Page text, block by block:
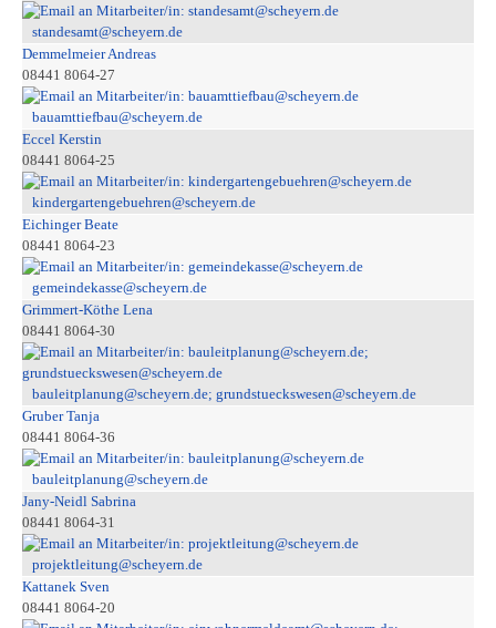
standesamt@scheyern.de
Demmelmeier Andreas
08441 8064-27
bauamttiefbau@scheyern.de
Eccel Kerstin
08441 8064-25
kindergartengebuehren@scheyern.de
Eichinger Beate
08441 8064-23
gemeindekasse@scheyern.de
Grimmert-Köthe Lena
08441 8064-30
bauleitplanung@scheyern.de; grundstueckswesen@scheyern.de
Gruber Tanja
08441 8064-36
bauleitplanung@scheyern.de
Jany-Neidl Sabrina
08441 8064-31
projektleitung@scheyern.de
Kattanek Sven
08441 8064-20